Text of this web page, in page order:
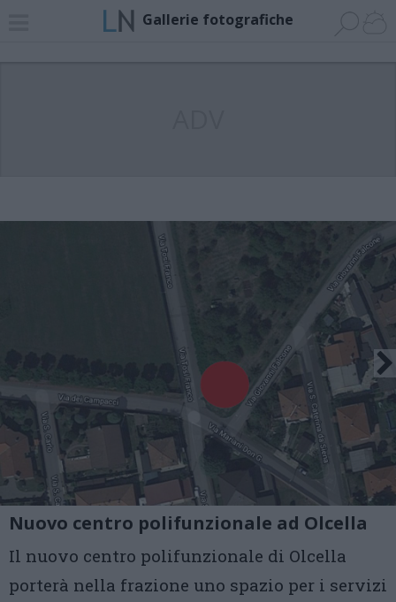
Gallerie fotografiche
Nuovo centro polifunzionale ad Olcella
Il nuovo centro polifunzionale di Olcella
porterà nella frazione uno spazio per i servizi